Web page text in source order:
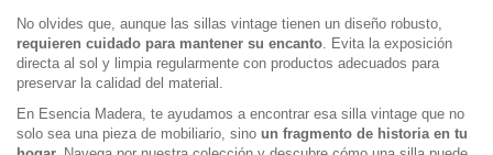
No olvides que, aunque las sillas vintage tienen un diseño robusto,
requieren cuidado para mantener su encanto . Evita la exposición
directa al sol y limpia regularmente con productos adecuados para
preservar la calidad del material.
En Esencia Madera, te ayudamos a encontrar esa silla vintage que no
solo sea una pieza de mobiliario, sino un fragmento de historia en tu